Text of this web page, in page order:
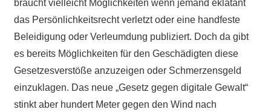
braucht vielleicht Möglichkeiten wenn jemand eklatant
das Persönlichkeitsrecht verletzt oder eine handfeste
Beleidigung oder Verleumdung publiziert. Doch da gibt
es bereits Möglichkeiten für den Geschädigten diese
Gesetzesverstöße anzuzeigen oder Schmerzensgeld
einzuklagen. Das neue „Gesetz gegen digitale Gewalt“
stinkt aber hundert Meter gegen den Wind nach